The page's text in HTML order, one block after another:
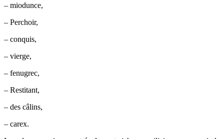
– miodunce,
– Perchoir,
– conquis,
– vierge,
– fenugrec,
– Restitant,
– des câlins,
– carex.